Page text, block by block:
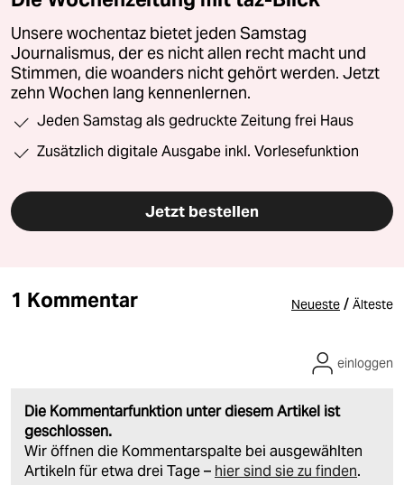
Unsere wochentaz bietet jeden Samstag
Journalismus, der es nicht allen recht macht und
Stimmen, die woanders nicht gehört werden. Jetzt
zehn Wochen lang kennenlernen.
Jeden Samstag als gedruckte Zeitung frei Haus
Zusätzlich digitale Ausgabe inkl. Vorlesefunktion
Jetzt bestellen
1 Kommentar Neueste / Älteste
Die Kommentarfunktion unter diesem Artikel ist
geschlossen.
Wir öffnen die Kommentarspalte bei ausgewählten
Artikeln für etwa drei Tage – hier sind sie zu finden.
einloggen